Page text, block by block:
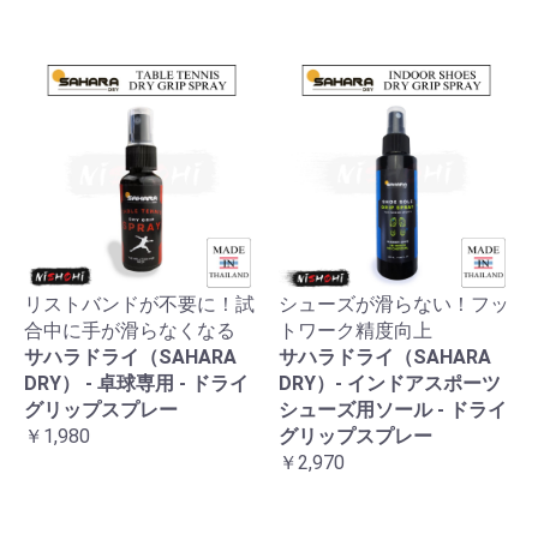
リストバンドが不要に！試
合中に手が滑らなくなる
サハラドライ（SAHARA
DRY） - 卓球専用 - ドライ
グリップスプレー
￥1,980
シューズが滑らない！フッ
トワーク精度向上
サハラドライ（SAHARA
DRY）- インドアスポーツ
シューズ用ソール - ドライ
グリップスプレー
￥2,970